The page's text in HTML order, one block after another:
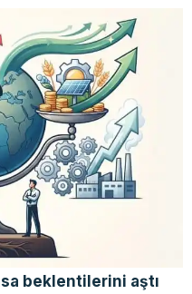
beklentilerini aştı